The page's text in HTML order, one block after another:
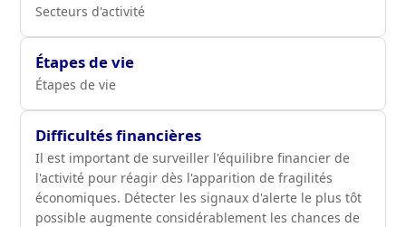
Secteurs d'activité
Étapes de vie
Étapes de vie
Difficultés financières
Il est important de surveiller l'équilibre financier de
l'activité pour réagir dès l'apparition de fragilités
économiques. Détecter les signaux d'alerte le plus tôt
possible augmente considérablement les chances de